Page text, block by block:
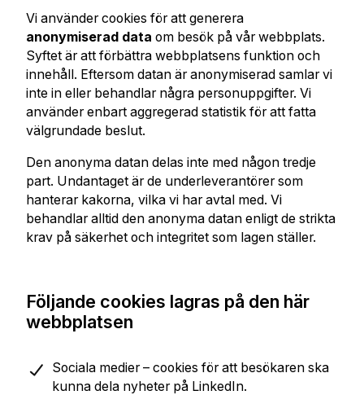
Vi använder cookies för att generera
anonymiserad data om besök på vår webbplats.
Syftet är att förbättra webbplatsens funktion och
innehåll. Eftersom datan är anonymiserad samlar vi
inte in eller behandlar några personuppgifter. Vi
använder enbart aggregerad statistik för att fatta
välgrundade beslut.
Den anonyma datan delas inte med någon tredje
part. Undantaget är de underleverantörer som
hanterar kakorna, vilka vi har avtal med. Vi
behandlar alltid den anonyma datan enligt de strikta
krav på säkerhet och integritet som lagen ställer.
Följande cookies lagras på den här
webbplatsen
Sociala medier – cookies för att besökaren ska
kunna dela nyheter på LinkedIn.